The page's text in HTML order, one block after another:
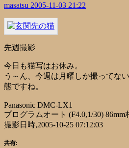
masatsu 2005-11-03 21:22
先週撮影
今日も猫写はお休み。
う～ん、今週は月曜しか撮ってな
態ですね。
Panasonic DMC-LX1
プログラムオート (F4.0,1/30) 86mm
撮影日時,2005-10-25 07:12:03
共有: